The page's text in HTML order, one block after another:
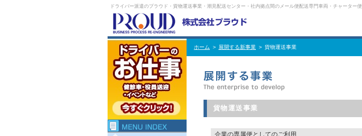
ドライバー派遣のプラウド・貨物運送事業・潮見配送センター・社内拠点間のメール便配送専門車両・チャーター便
ホーム > 展開する新事業 > 貨物運送事業
貨物運送事業
企業の専属便としてのご利用